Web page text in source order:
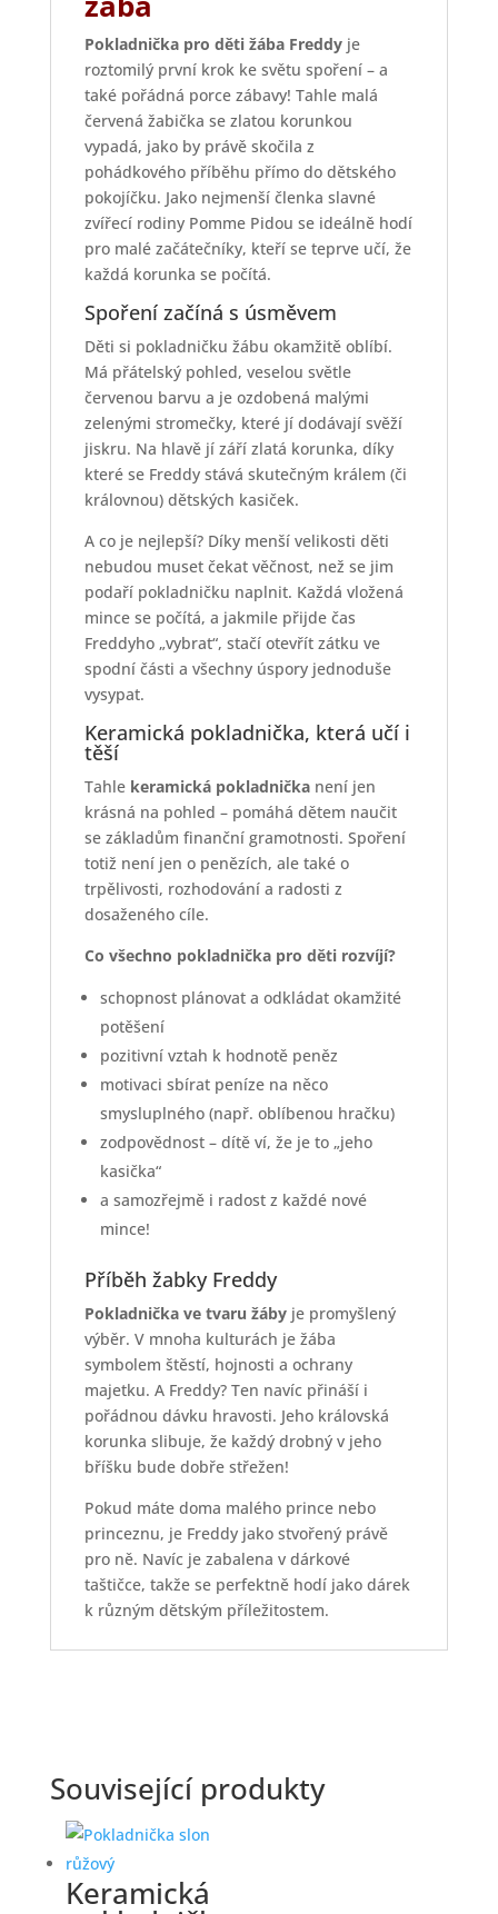
Pokladnička pro děti žába Freddyje
roztomilý první krok ke světu spoření – a
také pořádná porce zábavy! Tahle malá
červená žabička se zlatou korunkou
vypadá, jako by právě skočila z
pohádkového příběhu přímo do dětského
pokojíčku. Jako nejmenší členka slavné
zvířecí rodiny Pomme Pidou se ideálně hodí
pro malé začátečníky, kteří se teprve učí, že
každá korunka se počítá.
Spoření začíná s úsměvem
Děti si pokladničku žábu okamžitě oblíbí.
Má přátelský pohled, veselou světle
červenou barvu a je ozdobená malými
zelenými stromečky, které jí dodávají svěží
jiskru. Na hlavě jí září zlatá korunka, díky
které se Freddy stává skutečným králem (či
královnou) dětských kasiček.
A co je nejlepší? Díky menší velikosti děti
nebudou muset čekat věčnost, než se jim
podaří pokladničku naplnit. Každá vložená
mince se počítá, a jakmile přijde čas
Freddyho „vybrat“, stačí otevřít zátku ve
spodní části a všechny úspory jednoduše
vysypat.
Keramická pokladnička, která učí i
těší
Tahle keramická pokladničkanení jen
krásná na pohled – pomáhá dětem naučit
se základům finanční gramotnosti. Spoření
totiž není jen o penězích, ale také o
trpělivosti, rozhodování a radosti z
dosaženého cíle.
Co všechno pokladnička pro děti rozvíjí?
schopnost plánovat a odkládat okamžité
potěšení
pozitivní vztah k hodnotě peněz
motivaci sbírat peníze na něco
smysluplného (např. oblíbenou hračku)
zodpovědnost – dítě ví, že je to „jeho
kasička“
a samozřejmě i radost z každé nové
mince!
Příběh žabky Freddy
Pokladnička ve tvaru žábyje promyšlený
výběr. V mnoha kulturách je žába
symbolem štěstí, hojnosti a ochrany
majetku. A Freddy? Ten navíc přináší i
pořádnou dávku hravosti. Jeho královská
korunka slibuje, že každý drobný v jeho
bříšku bude dobře střežen!
Pokud máte doma malého prince nebo
princeznu, je Freddy jako stvořený právě
pro ně. Navíc je zabalena v dárkové
taštičce, takže se perfektně hodí jako dárek
k různým dětským příležitostem.
Související produkty
Keramická